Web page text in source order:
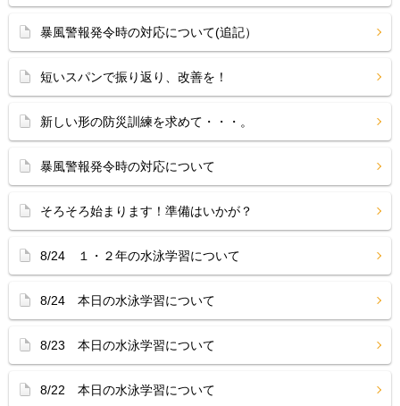
暴風警報発令時の対応について(追記）
短いスパンで振り返り、改善を！
新しい形の防災訓練を求めて・・・。
暴風警報発令時の対応について
そろそろ始まります！準備はいかが？
8/24 １・２年の水泳学習について
8/24 本日の水泳学習について
8/23 本日の水泳学習について
8/22 本日の水泳学習について